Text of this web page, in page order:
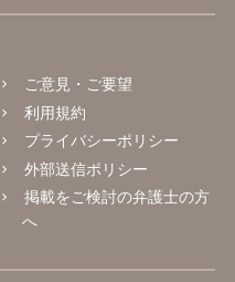
ご意見・ご要望
利用規約
プライバシーポリシー
外部送信ポリシー
掲載をご検討の弁護士の方
へ